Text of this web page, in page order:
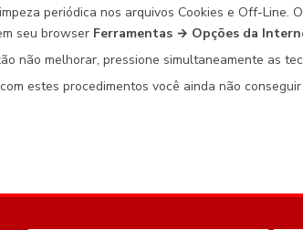
periódica nos arquivos Cookies e Off-Line.
seu browser Ferramentas → Opções da
não melhorar, pressione simultaneamente as
estes procedimentos você ainda não